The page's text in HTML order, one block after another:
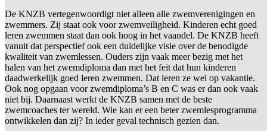
De KNZB vertegenwoordigt niet alleen alle zwemverenigingen en
zwemmers. Zij staat ook voor zwemveiligheid. Kinderen echt goed
leren zwemmen staat dan ook hoog in het vaandel. De KNZB heeft
vanuit dat perspectief ook een duidelijke visie over de benodigde
kwaliteit van zwemlessen. Ouders zijn vaak meer bezig met het
halen van het zwemdiploma dan met het feit dat hun kinderen
daadwerkelijk goed leren zwemmen. Dat leren ze wel op vakantie.
Ook nog opgaan voor zwemdiploma’s B en C was er dan ook vaak
niet bij. Daarnaast werkt de KNZB samen met de beste
zwemcoaches ter wereld. Wie kan er een beter zwemlesprogramma
ontwikkelen dan zij? In ieder geval technisch gezien dan.